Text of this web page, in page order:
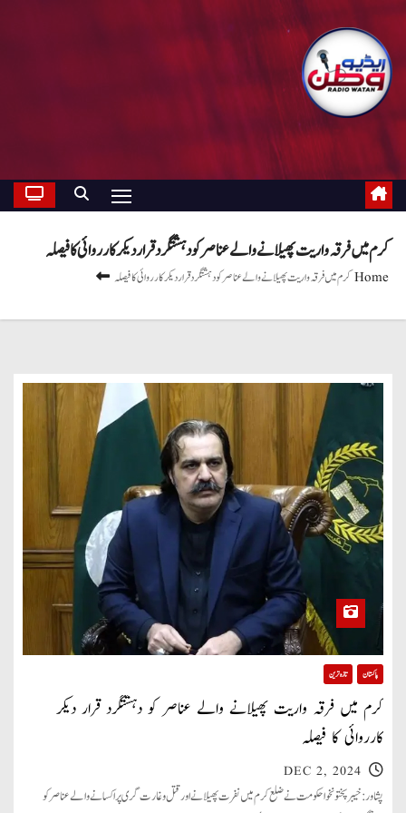
کرم میں فرقہ واریت پھیلانے والے عناصر کو دہشتگرد قرار دیکر کارروائی کا فیصلہ
Homeکرم میں فرقہ واریت پھیلانے والے عناصر کو دہشتگرد قرار دیکر کارروائی کا فیصلہ
پاکستان تازہ ترین
کرم میں فرقہ واریت پھیلانے والے عناصر کو دہشتگرد قرار دیکر
کارروائی کا فیصلہ
DEC 2, 2024
پشاور: خیبر پختونخوا حکومت نے ضلع کرم میں نفرت پھیلانے اور قتل و غارت گری پر اکسانے والے عناصر کو